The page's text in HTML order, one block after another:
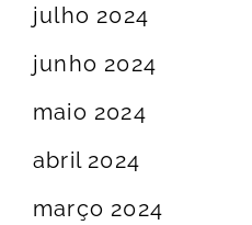
julho 2024
junho 2024
maio 2024
abril 2024
março 2024